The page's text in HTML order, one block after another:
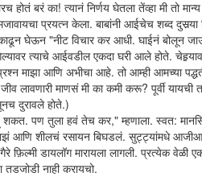
बरं का! त्यानं निर्णय घेतला तेंव्हा मी तो
प्रयत्न केला. बाबांनी आईचेच शब्द
घेऊन "नीट विचार कर आधी. घाईनं बोलून
त्याचे आईवडील एकदा घरी आले होते.
माझा आणि अभीचा आहे. तो आम्ही आमच्या
लावणारी माणसं मी का कमी करू? पूर्वी
दुरावले होते.)
शकत. पण तुला हवं तेच कर," म्हणाला. स्वत:
आणि शीलचं रसायन बिघडलं. सुट्ट्यांमधे
डायलॉग मारायला लागली. प्रत्येक वेळी एक
नाही करायचो.